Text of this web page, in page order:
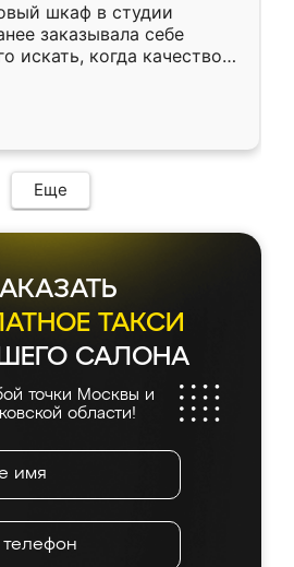
шкаф в студии
заказывала себе
искать, когда качеством
Служит кухня уже почти
нет.
Еще
ТАКСИ
САЛОНА
точки Москвы и
области!